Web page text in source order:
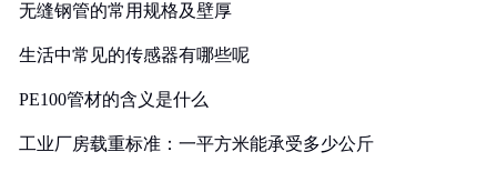
无缝钢管的常用规格及壁厚
生活中常见的传感器有哪些呢
PE100管材的含义是什么
工业厂房载重标准：一平方米能承受多少公斤